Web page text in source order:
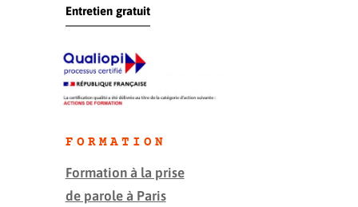
Entretien gratuit
FORMATION
Formation à la prise
de parole à Paris